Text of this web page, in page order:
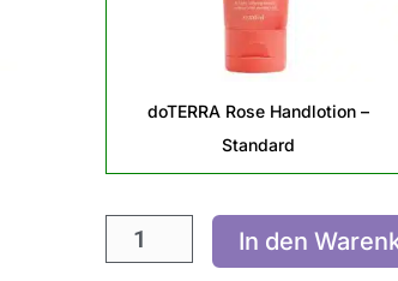
doTERRA Rose Handlotion –
Standard
In den